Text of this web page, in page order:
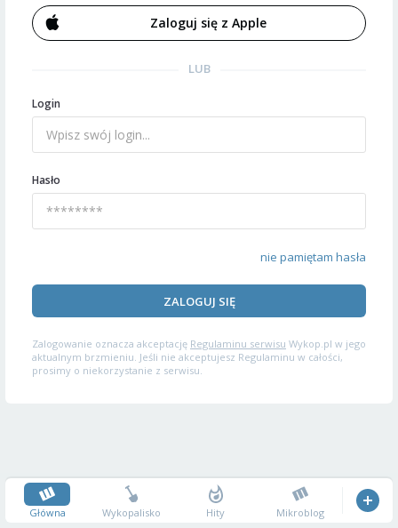
Zaloguj się z Apple
LUB
Login
Hasło
nie pamiętam hasła
ZALOGUJ SIĘ
Zalogowanie oznacza akceptację Regulaminu serwisu Wykop.pl w jego
aktualnym brzmieniu. Jeśli nie akceptujesz Regulaminu w całości,
prosimy o niekorzystanie z serwisu.
Główna Wykopalisko Hity Mikroblog